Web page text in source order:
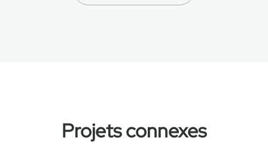
Projets connexes